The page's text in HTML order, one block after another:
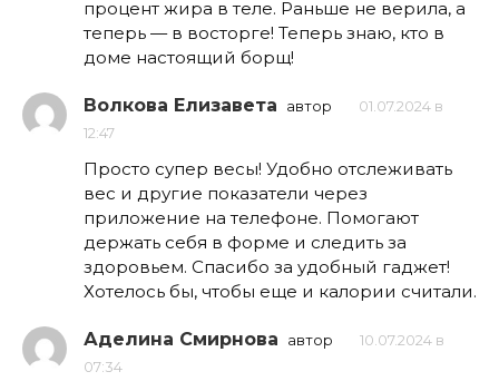
процент жира в теле. Раньше не верила, а
теперь — в восторге! Теперь знаю, кто в
доме настоящий борщ!
Волкова Елизавета автор
01.07.2024 в
12:47
Просто супер весы! Удобно отслеживать
вес и другие показатели через
приложение на телефоне. Помогают
держать себя в форме и следить за
здоровьем. Спасибо за удобный гаджет!
Хотелось бы, чтобы еще и калории считали.
Аделина Смирнова автор
10.07.2024 в
07:34